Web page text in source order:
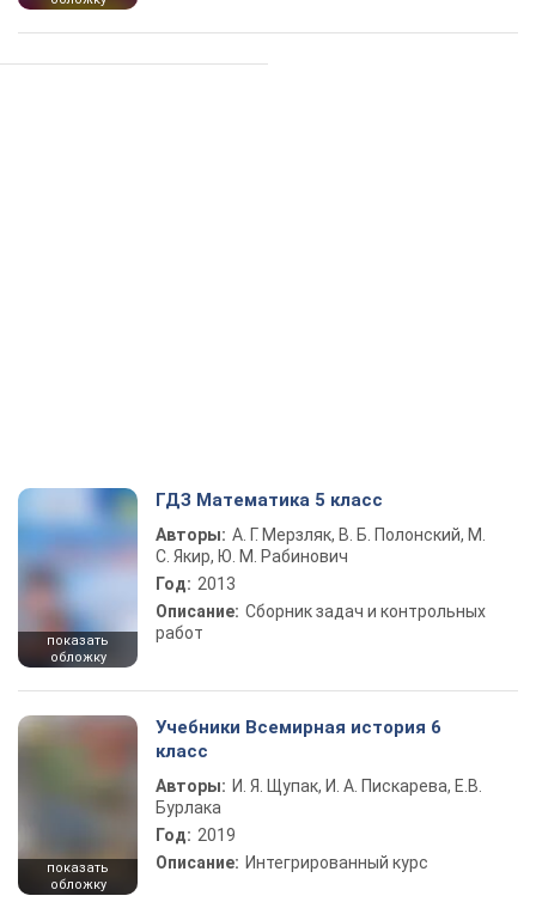
показать
обложку
ГДЗ Математика 5 класс
Авторы: А. Г. Мерзляк, В. Б. Полонский, М.
С. Якир, Ю. М. Рабинович
Год: 2013
Описание: Сборник задач и контрольных
работ
показать
обложку
Учебники Всемирная история 6
класс
Авторы: И. Я. Щупак, И. А. Пискарева, Е.В.
Бурлака
Год: 2019
Описание: Интегрированный курс